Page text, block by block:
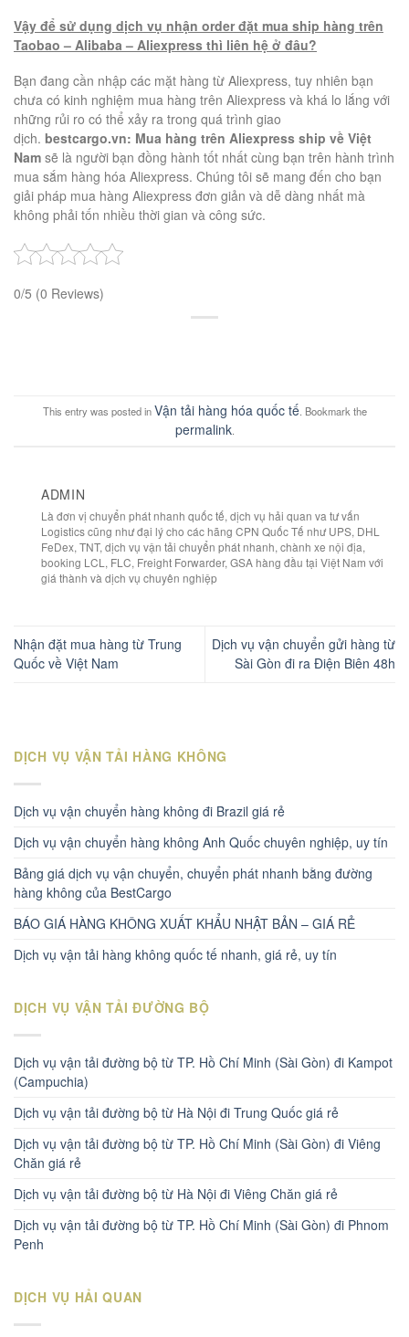
Vậy để sử dụng dịch vụ nhận order đặt mua ship hàng trên
Taobao – Alibaba – Aliexpress thì liên hệ ở đâu?
Bạn đang cần nhập các mặt hàng từ Aliexpress, tuy nhiên bạn
chưa có kinh nghiệm mua hàng trên Aliexpress và khá lo lắng với
những rủi ro có thể xảy ra trong quá trình giao
dịch. bestcargo.vn: Mua hàng trên Aliexpress ship về Việt
Nam sẽ là người bạn đồng hành tốt nhất cùng bạn trên hành trình
mua sắm hàng hóa Aliexpress. Chúng tôi sẽ mang đến cho bạn
giải pháp mua hàng Aliexpress đơn giản và dễ dàng nhất mà
không phải tốn nhiều thời gian và công sức.
0/5 (0 Reviews)
This entry was posted inVận tải hàng hóa quốc tế. Bookmark the
permalink.
ADMIN
Là đơn vị chuyển phát nhanh quốc tế, dịch vụ hải quan va tư vấn
Logistics cũng như đại lý cho các hãng CPN Quốc Tế như UPS, DHL
FeDex, TNT, dịch vụ vận tải chuyển phát nhanh, chành xe nội địa,
booking LCL, FLC, Freight Forwarder, GSA hàng đầu tại Việt Nam với
giá thành và dịch vụ chuyên nghiệp
Nhận đặt mua hàng từ Trung
Quốc về Việt Nam
Dịch vụ vận chuyển gửi hàng từ
Sài Gòn đi ra Điện Biên 48h
DỊCH VỤ VẬN TẢI HÀNG KHÔNG
Dịch vụ vận chuyển hàng không đi Brazil giá rẻ
Dịch vụ vận chuyển hàng không Anh Quốc chuyên nghiệp, uy tín
Bảng giá dịch vụ vận chuyển, chuyển phát nhanh bằng đường
hàng không của BestCargo
BÁO GIÁ HÀNG KHÔNG XUẤT KHẨU NHẬT BẢN – GIÁ RẺ
Dịch vụ vận tải hàng không quốc tế nhanh, giá rẻ, uy tín
DỊCH VỤ VẬN TẢI ĐƯỜNG BỘ
Dịch vụ vận tải đường bộ từ TP. Hồ Chí Minh (Sài Gòn) đi Kampot
(Campuchia)
Dịch vụ vận tải đường bộ từ Hà Nội đi Trung Quốc giá rẻ
Dịch vụ vận tải đường bộ từ TP. Hồ Chí Minh (Sài Gòn) đi Viêng
Chăn giá rẻ
Dịch vụ vận tải đường bộ từ Hà Nội đi Viêng Chăn giá rẻ
Dịch vụ vận tải đường bộ từ TP. Hồ Chí Minh (Sài Gòn) đi Phnom
Penh
DỊCH VỤ HẢI QUAN